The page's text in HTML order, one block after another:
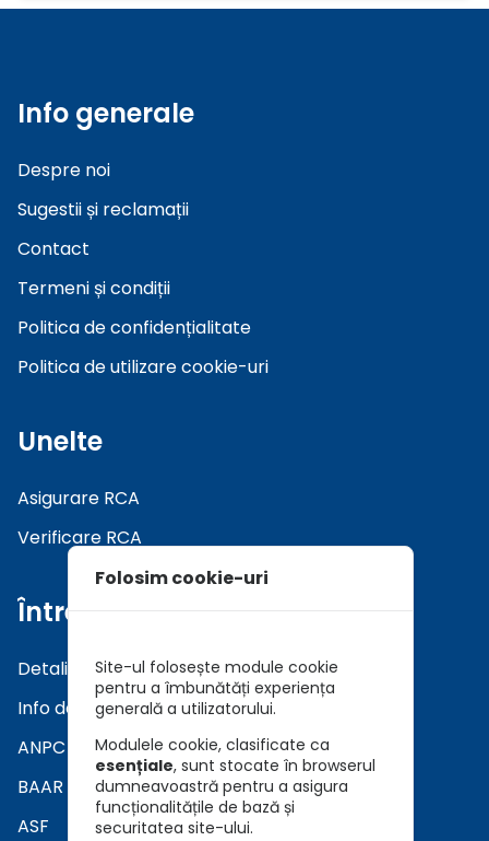
Info generale
Despre noi
Sugestii și reclamații
Contact
Termeni și condiții
Politica de confidențialitate
Politica de utilizare cookie-uri
Unelte
Asigurare RCA
Verificare RCA
Întrebări
Detalii asiguratori
Info daune
ANPC
BAAR
ASF
Folosim cookie-uri
Site-ul folosește module cookie
pentru a îmbunătăți experiența
generală a utilizatorului.
Modulele cookie, clasificate ca
esențiale, sunt stocate în browserul
dumneavoastră pentru a asigura
funcționalitățile de bază și
securitatea site-ului.